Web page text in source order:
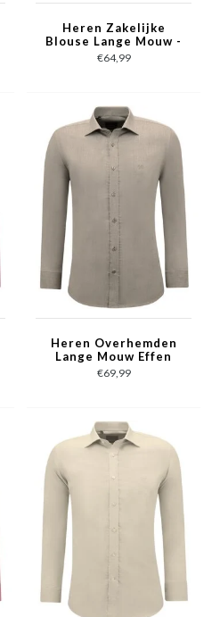
Heren Zakelijke
Blouse Lange Mouw -
Nette Slim Fit
Overhemd - Bruin
€64,99
Heren Overhemden
Lange Mouw Effen
Oxford Slim Fit - Bruin
€69,99